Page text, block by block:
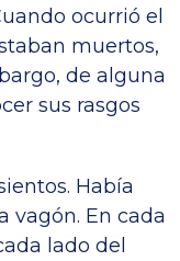
ocurrió el
muertos,
de alguna
sus rasgos
Había
vagón. En cada
lado del